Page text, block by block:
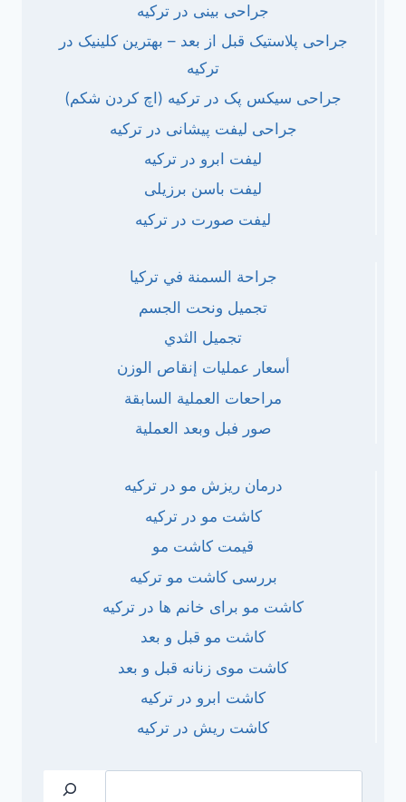
جراحی بینی در ترکیه
جراحی پلاستیک قبل از بعد – بهترین کلینیک در
ترکیه
جراحی سیکس پک در ترکیه (اچ کردن شکم)
جراحی لیفت پیشانی در ترکیه
لیفت ابرو در ترکیه
لیفت باسن برزیلی
لیفت صورت در ترکیه
جراحة السمنة في تركيا
تجميل ونحت الجسم
تجميل الثدي
أسعار عمليات إنقاص الوزن
مراحعات العملية السابقة
صور فبل وبعد العملية
درمان ریزش مو در ترکیه
کاشت مو در ترکیه
قیمت کاشت مو
بررسی کاشت مو ترکیه
کاشت مو برای خانم ها در ترکیه
کاشت مو قبل و بعد
کاشت موی زنانه قبل و بعد
کاشت ابرو در ترکیه
کاشت ریش در ترکیه